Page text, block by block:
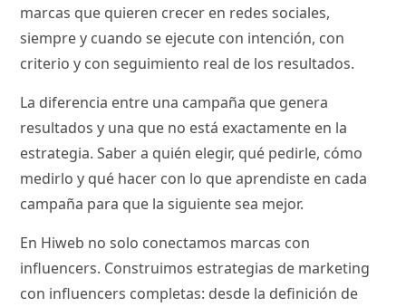
marcas que quieren crecer en redes sociales,
siempre y cuando se ejecute con intención, con
criterio y con seguimiento real de los resultados.
La diferencia entre una campaña que genera
resultados y una que no está exactamente en la
estrategia. Saber a quién elegir, qué pedirle, cómo
medirlo y qué hacer con lo que aprendiste en cada
campaña para que la siguiente sea mejor.
En Hiweb no solo conectamos marcas con
influencers. Construimos estrategias de marketing
con influencers completas: desde la definición de